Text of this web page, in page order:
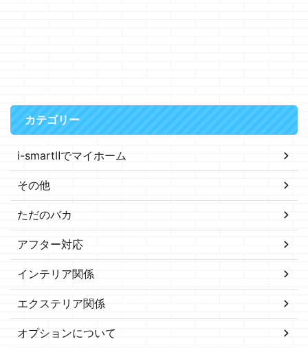
カテゴリー
i-smartⅡでマイホーム
その他
ただのバカ
アフター対応
インテリア関係
エクステリア関係
オプションについて